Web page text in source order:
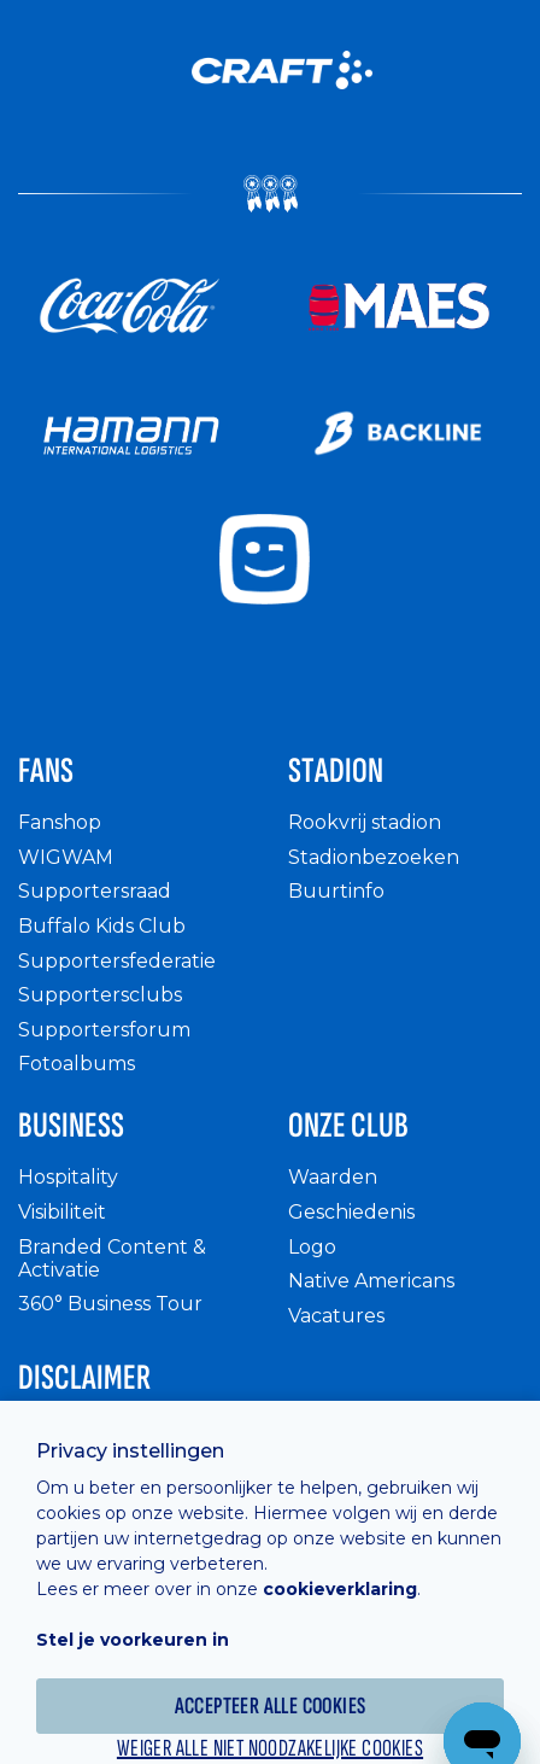
Privacy instellingen
Om u beter en persoonlijker te helpen, gebruiken wij
cookies op onze website. Hiermee volgen wij en derde
partijen uw internetgedrag op onze website en kunnen
we uw ervaring verbeteren.
Lees er meer over in onze cookieverklaring.
Stel je voorkeuren in
ACCEPTEER ALLE COOKIES
WEIGER ALLE NIET NOODZAKELIJKE COOKIES
FANS
Fanshop
WIGWAM
Supportersraad
Buffalo Kids Club
Supportersfederatie
Supportersclubs
Supportersforum
Fotoalbums
STADION
Rookvrij stadion
Stadionbezoeken
Buurtinfo
BUSINESS
Hospitality
Visibiliteit
Branded Content &
Activatie
360° Business Tour
ONZE CLUB
Waarden
Geschiedenis
Logo
Native Americans
Vacatures
DISCLAIMER
Privacy Policy
Cashless
verkoopsvoorwaarden
Cookie Policy
Hosted by Combell
Powered online by